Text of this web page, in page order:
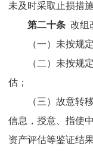
未及时采取止损措
第二十条 改组
（一）未按规
（二）未按规
估；
（三）故意转
信息，授意、指使
资产评估等鉴证结果